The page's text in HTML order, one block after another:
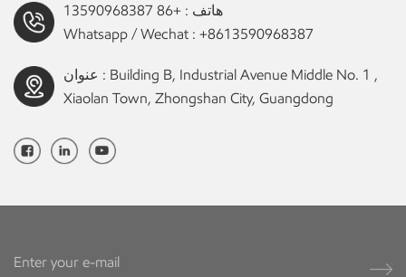
هاتف :+86 13590968387
Whatsapp / Wechat : +8613590968387
عنوان : Building B, Industrial Avenue Middle No. 1 ,
Xiaolan Town, Zhongshan City, Guangdong